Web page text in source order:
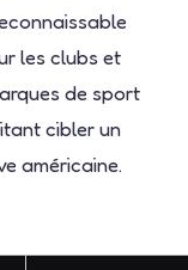
les clubs et
de sport
cibler un
américaine.